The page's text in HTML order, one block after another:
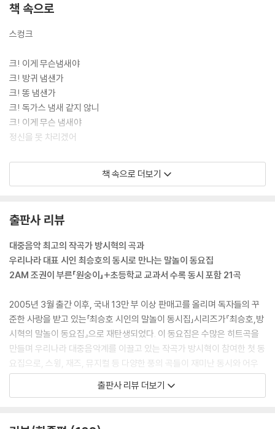
책 속으로
스컹크
크! 이게 무슨냄새야
크! 방귀 냄샌가
크! 똥 냄샌가
크! 독가스 냄새 같지 않니
크! 이게 무슨 냄새야
정신을 못 차리겠어
오뚝이는 왜
일어나라 오뚝이
안 일어난다 오뚝이
정말 이럴래 오뚝이
--- 본문 중에서
책 속으로 더보기
출판사 리뷰
대중음악 최고의 작곡가 방시혁의 곡과
우리나라 대표 시인 최승호의 동시로 만나는 말놀이 동요집
2AM 조권이 부른「원숭이」+초등학교 교과서 수록 동시 포함 21곡
2005년 3월 출간 이후, 국내 13만 부 이상 판매고를 올리며 독자들의 꾸
준한 사랑을 받고 있는「최승호 시인의 말놀이 동시집」시리즈가『최승호,방
시혁의 말놀이 동요집』으로 재탄생되었다. 이 동요집은 수많은 히트곡을
만들며 우리나라 대중음악계를 이끌고 있는 작곡가 방시혁이 참여한 첫 동
요집으로, 스윙, 재즈, 뮤지컬 등 다양한 풍의 곡들이 재미난 동시와 어우
러져 신선한 충격을 준다. 말놀이 동시의 재미와 특성을 잘 담아낸『최승호,
방시혁의 말놀이 동요집』은 아이들에게 우리말의 멋과 재미를 맛보게 함
출판사 리뷰 더보기